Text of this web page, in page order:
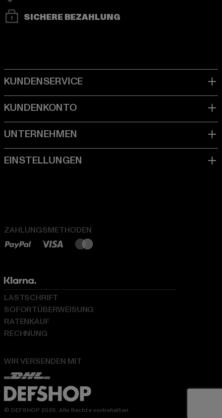
SICHERE BEZAHLUNG
ZAHLUNGSMETHODEN
WIR VERSENDEN MIT
LASTSCHRIFT
SOFORTÜBERWEISUNG
RATENKAUF
RECHNUNG
© DEFSHOP 2026. Alle Rechte vorbehalten